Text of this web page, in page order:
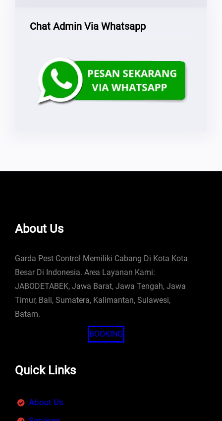
Chat Admin Via Whatsapp
About Us
Garda Pest Control Memiliki Cabang Di Kota Kota
Besar Di Indonesia. Area Layanan Kami:
JABODETABEK, Jawa Barat, Jawa Tengah, Jawa
Timur, Bali, Sumatera, Kalimantan, Sulawesi,
Batam.
BOOKING
Quick Links
About Us